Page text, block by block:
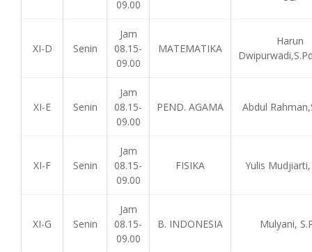
09.00
XI-D Senin
Jam
08.15-
09.00
MATEMATIKA
Harun
XI-E Senin
Jam
08.15-
09.00
PEND. AGAMA Abdul
XI-F Senin
Jam
08.15-
09.00
FISIKA Yulis Mudjiarti,
XI-G Senin
Jam
08.15-
09.00
B. INDONESIA Mulyani,